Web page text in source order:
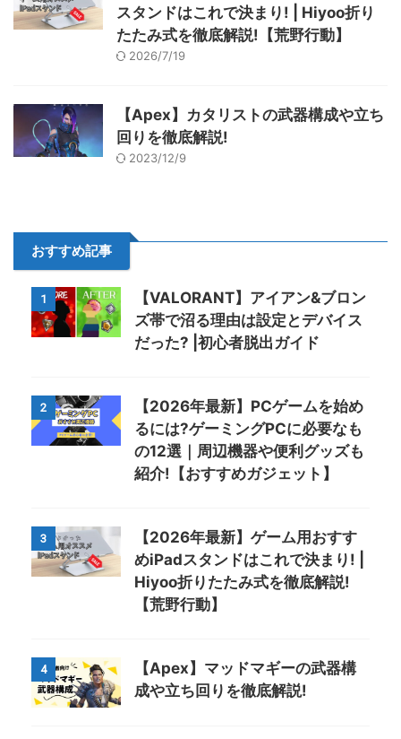
スタンドはこれで決まり! | Hiyoo折り
たたみ式を徹底解説!【荒野行動】
2026/7/19
【Apex】カタリストの武器構成や立ち
回りを徹底解説!
2023/12/9
おすすめ記事
1
【VALORANT】アイアン&ブロン
ズ帯で沼る理由は設定とデバイス
だった? |初心者脱出ガイド
2
【2026年最新】PCゲームを始め
るには?ゲーミングPCに必要なも
の12選｜周辺機器や便利グッズも
紹介!【おすすめガジェット】
3
【2026年最新】ゲーム用おすす
めiPadスタンドはこれで決まり! |
Hiyoo折りたたみ式を徹底解説!
【荒野行動】
4
【Apex】マッドマギーの武器構
成や立ち回りを徹底解説!